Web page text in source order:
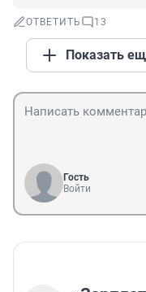
ОТВЕТИТЬ 13
Показать
Гость
Войти